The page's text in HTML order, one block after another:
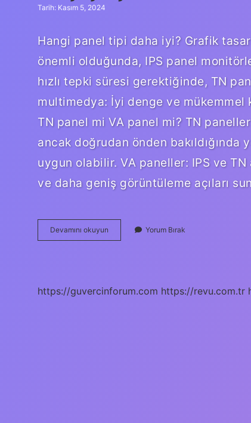
Tarih: Kasım 5, 2024
Hangi panel tipi daha iyi? Grafik
önemli olduğunda, IPS panel
hızlı tepki süresi gerektiğinde, TN
multimedya: İyi denge ve
TN panel mi VA panel mi? TN
ancak doğrudan önden
uygun olabilir. VA paneller: IPS ve
ve daha geniş görüntüleme açıları
Devamını okuyun
Çeşit
Yorum Bırak
https://guvercinforum.com https://revu.com.tr